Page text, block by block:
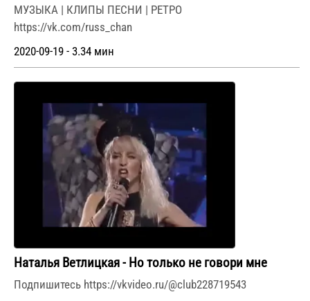
МУЗЫКА | КЛИПЫ ПЕСНИ | РЕТРО
https://vk.com/russ_chan
2020-09-19 - 3.34 мин
Наталья Ветлицкая - Но только не говори мне
Подпишитесь https://vkvideo.ru/@club228719543